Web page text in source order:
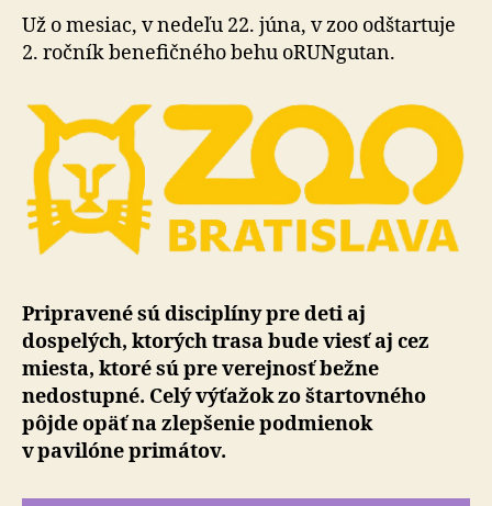
mesiac
2025
Už o mesiac, v nedeľu 22. júna, v zoo odštartuje
2. ročník benefičného behu oRUNgutan.
Pripravené sú disciplíny pre deti aj
dospelých, ktorých trasa bude viesť aj cez
miesta, ktoré sú pre verejnosť bežne
nedostupné. Celý výťažok zo štartovného
pôjde opäť na zlepšenie podmienok
v pavilóne primátov.